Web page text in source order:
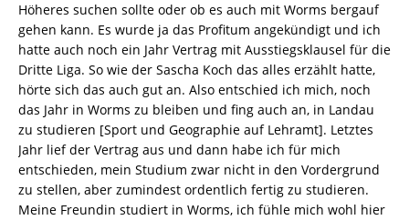
Höheres suchen sollte oder ob es auch mit Worms bergauf
gehen kann. Es wurde ja das Profitum angekündigt und ich
hatte auch noch ein Jahr Vertrag mit Ausstiegsklausel für die
Dritte Liga. So wie der Sascha Koch das alles erzählt hatte,
hörte sich das auch gut an. Also entschied ich mich, noch
das Jahr in Worms zu bleiben und fing auch an, in Landau
zu studieren [Sport und Geographie auf Lehramt]. Letztes
Jahr lief der Vertrag aus und dann habe ich für mich
entschieden, mein Studium zwar nicht in den Vordergrund
zu stellen, aber zumindest ordentlich fertig zu studieren.
Meine Freundin studiert in Worms, ich fühle mich wohl hier